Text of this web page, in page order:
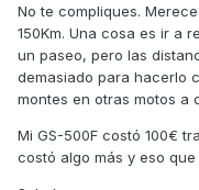
No te compliques.
150Km. Una cosa es ir a
un paseo, pero las
demasiado para hacerlo
montes en otras motos a
Mi GS-500F costó 100€
costó algo más y eso